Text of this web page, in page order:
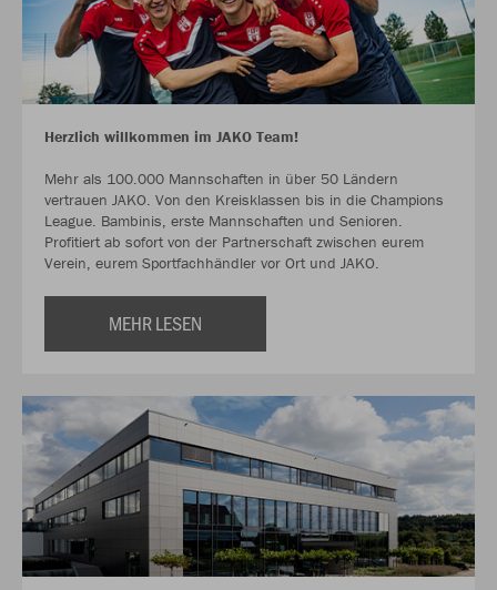
Herzlich willkommen im JAKO Team!
Mehr als 100.000 Mannschaften in über 50 Ländern
vertrauen JAKO. Von den Kreisklassen bis in die Champions
League. Bambinis, erste Mannschaften und Senioren.
Profitiert ab sofort von der Partnerschaft zwischen eurem
Verein, eurem Sportfachhändler vor Ort und JAKO.
MEHR LESEN